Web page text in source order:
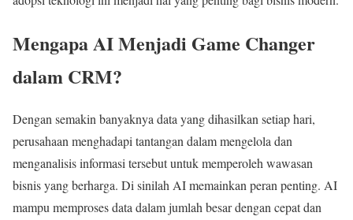
Mengapa AI Menjadi Game Changer
dalam CRM?
Dengan semakin banyaknya data yang dihasilkan setiap hari,
perusahaan menghadapi tantangan dalam mengelola dan
menganalisis informasi tersebut untuk memperoleh wawasan
bisnis yang berharga. Di sinilah AI memainkan peran penting. AI
mampu memproses data dalam jumlah besar dengan cepat dan